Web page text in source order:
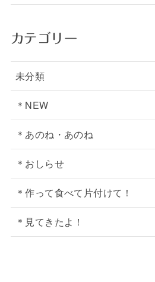
カテゴリー
未分類
＊NEW
＊あのね・あのね
＊おしらせ
＊作って食べて片付けて！
＊見てきたよ！